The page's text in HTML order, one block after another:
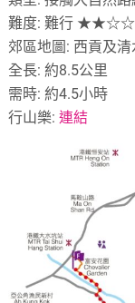
難度: 難行 ★★☆☆
郊區地圖: 西貢及清
全長: 約8.5公里
需時: 約4.5小時
行山樂:連結